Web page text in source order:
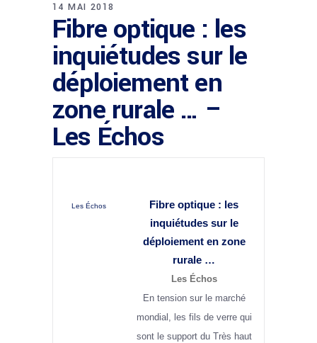
14 MAI 2018
Fibre optique : les
inquiétudes sur le
déploiement en
zone rurale … –
Les Échos
Les Échos
Fibre optique : les
inquiétudes sur le
déploiement en zone
rurale …
Les Échos
En tension sur le marché
mondial, les fils de verre qui
sont le support du Très haut